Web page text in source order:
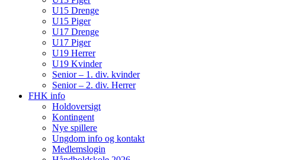
U15 Drenge
U15 Piger
U17 Drenge
U17 Piger
U19 Herrer
U19 Kvinder
Senior – 1. div. kvinder
Senior – 2. div. Herrer
FHK info
Holdoversigt
Kontingent
Nye spillere
Ungdom info og kontakt
Medlemslogin